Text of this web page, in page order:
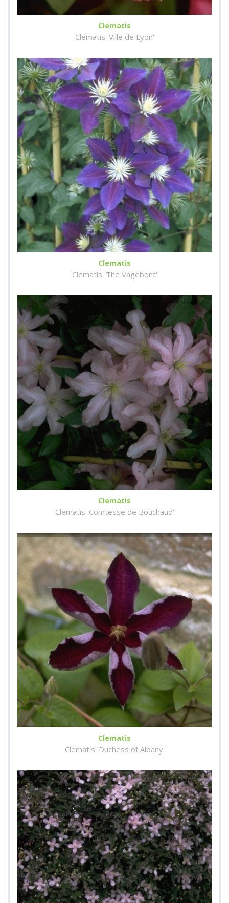
Clematis
Clematis 'Ville de Lyon'
Clematis
Clematis 'The Vagebont'
Clematis
Clematis 'Comtesse de Bouchaud'
Clematis
Clematis 'Duchess of Albany'